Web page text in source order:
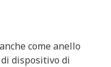
come anello
dispositivo di